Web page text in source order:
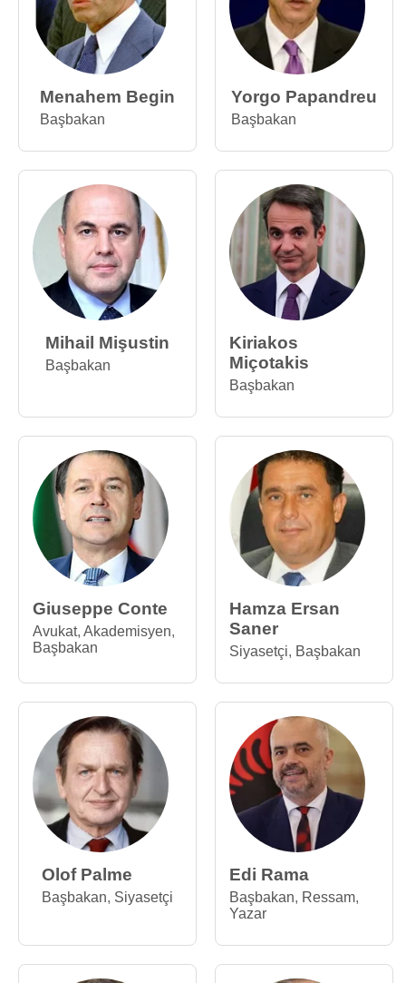
Menahem Begin
Başbakan
Yorgo Papandreu
Başbakan
Mihail Mişustin
Başbakan
Kiriakos
Miçotakis
Başbakan
Giuseppe Conte
Avukat, Akademisyen,
Başbakan
Hamza Ersan
Saner
Siyasetçi, Başbakan
Olof Palme
Başbakan, Siyasetçi
Edi Rama
Başbakan, Ressam,
Yazar